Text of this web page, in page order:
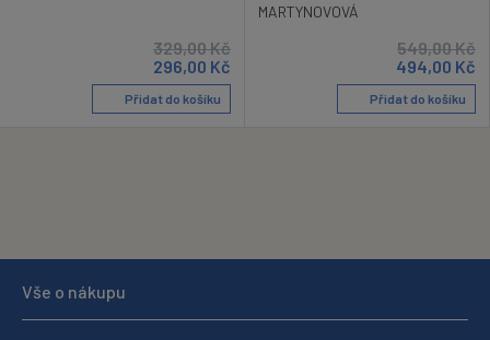
329,00Kč
296,00 Kč
Přidat do košíku
MARTYNOVOVÁ
549,00Kč
494,00 Kč
Přidat do košíku
Vše o nákupu